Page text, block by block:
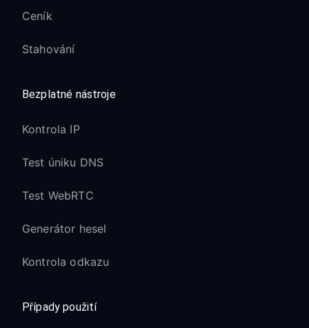
Ceník
Stahování
Bezplatné nástroje
Kontrola IP
Test úniku DNS
Test WebRTC
Generátor hesel
Kontrola odkazu
Případy použití